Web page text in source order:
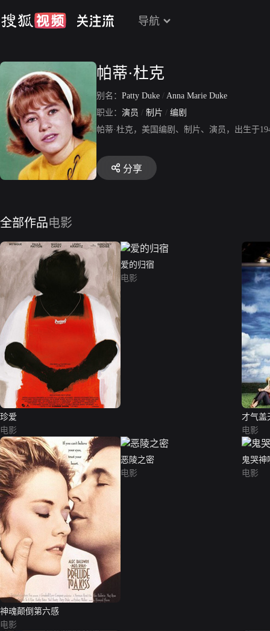
导航
帕蒂·杜克
别名： Patty Duke / Anna Marie Duke
职业： 演员 / 制片 / 编剧
帕蒂·杜克，美国编剧、制片、演员，出生于
分享
全部作品电影
珍爱
电影
爱的归宿
电影
才气盖
电影
神魂颠倒第六感
电影
恶陵之密
电影
鬼哭神
电影